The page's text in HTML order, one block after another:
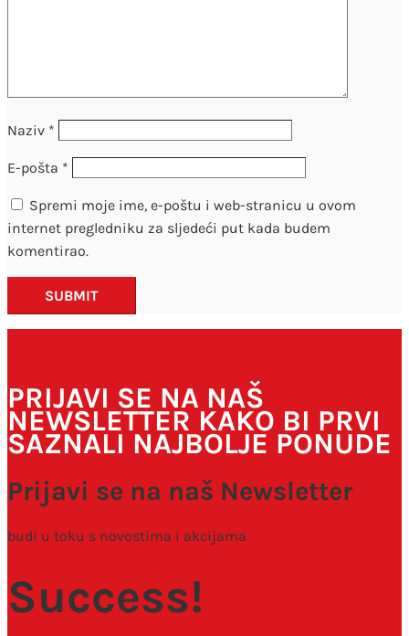
Naziv *
E-pošta *
Spremi moje ime, e-poštu i web-stranicu u ovom
internet pregledniku za sljedeći put kada budem
komentirao.
SUBMIT
PRIJAVI SE NA NAŠ
NEWSLETTER KAKO BI PRVI
SAZNALI NAJBOLJE PONUDE
Prijavi se na naš Newsletter
budi u toku s novostima i akcijama
Success!